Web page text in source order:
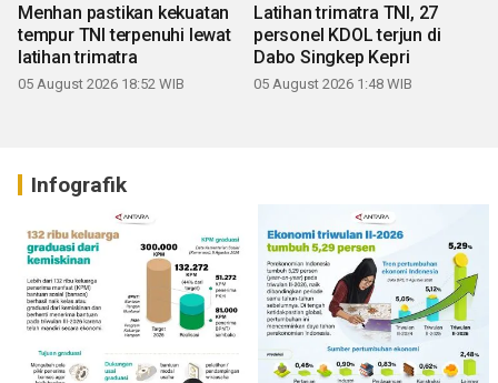
Menhan pastikan kekuatan
tempur TNI terpenuhi lewat
latihan trimatra
05 August 2026 18:52 WIB
Latihan trimatra TNI, 27
personel KDOL terjun di
Dabo Singkep Kepri
05 August 2026 1:48 WIB
Infografik